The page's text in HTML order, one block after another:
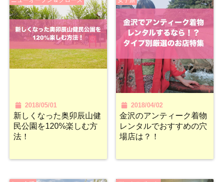
2018/05/01
新しくなった奥卯辰山健
民公園を120%楽しむ方
法！
2018/04/02
金沢のアンティーク着物
レンタルでおすすめの穴
場店は？！